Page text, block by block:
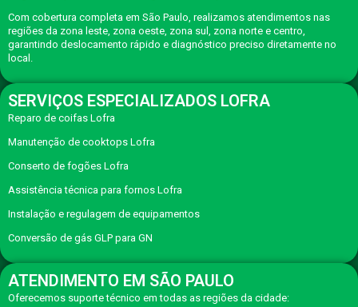
Com cobertura completa em São Paulo, realizamos atendimentos nas
regiões da zona leste, zona oeste, zona sul, zona norte e centro,
garantindo deslocamento rápido e diagnóstico preciso diretamente no
local.
SERVIÇOS ESPECIALIZADOS LOFRA
Reparo de coifas Lofra
Manutenção de cooktops Lofra
Conserto de fogões Lofra
Assistência técnica para fornos Lofra
Instalação e regulagem de equipamentos
Conversão de gás GLP para GN
ATENDIMENTO EM SÃO PAULO
Oferecemos suporte técnico em todas as regiões da cidade: